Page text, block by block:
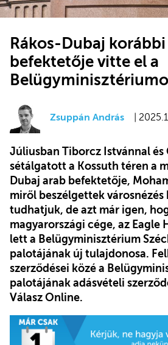
Rákos-Dubaj
befektetője vitte el a
Zsuppán András |
Júliusban Tiborcz Istvánnal és
sétálgatott a Kossuth téren a
Dubaj arab befektetője,
miről beszélgettek városnézés
tudhatjuk, de azt már igen,
magyarországi cége, az Eagle
lett a Belügyminisztérium
palotájának új tulajdonosa.
szerződései közé a
palotájának adásvételi
Válasz Online.